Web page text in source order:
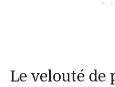
Le velouté de